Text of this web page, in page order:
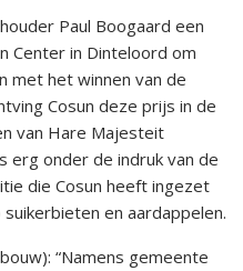
Paul Boogaard een
Center in Dinteloord om
met het winnen van de
Cosun deze prijs in de
van Hare Majesteit
erg onder de indruk van de
die Cosun heeft ingezet
en aardappelen.
“Namens gemeente